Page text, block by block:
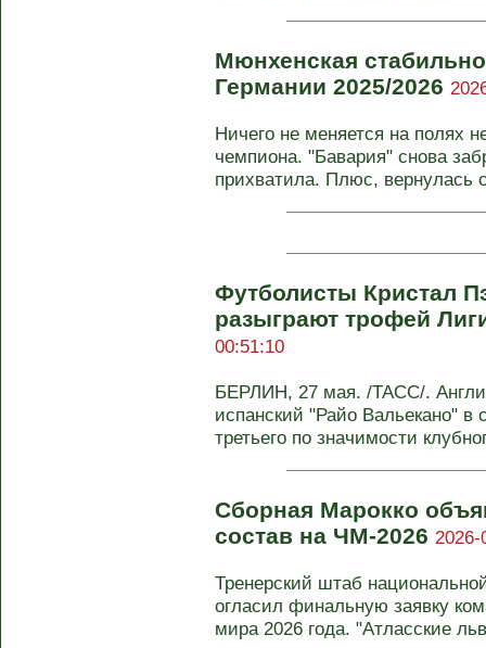
Мюнхенская
Германии 2025/2026
Ничего не меняется на полях
чемпиона. "Бавария" снова
прихватила. Плюс, вернулась
Футболисты Кристал
разыграют трофей
00:51:10
БЕРЛИН, 27 мая. /ТАСС/.
испанский "Райо Вальекано" в
третьего по значимости
Сборная Марокко
состав на ЧМ-2026 2026-
Тренерский штаб
огласил финальную заявку
мира 2026 года. "Атласские